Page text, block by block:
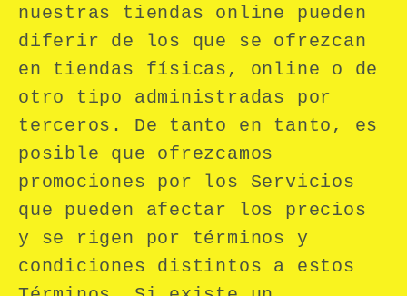
nuestras tiendas online pueden
diferir de los que se ofrezcan
en tiendas físicas, online o de
otro tipo administradas por
terceros. De tanto en tanto, es
posible que ofrezcamos
promociones por los Servicios
que pueden afectar los precios
y se rigen por términos y
condiciones distintos a estos